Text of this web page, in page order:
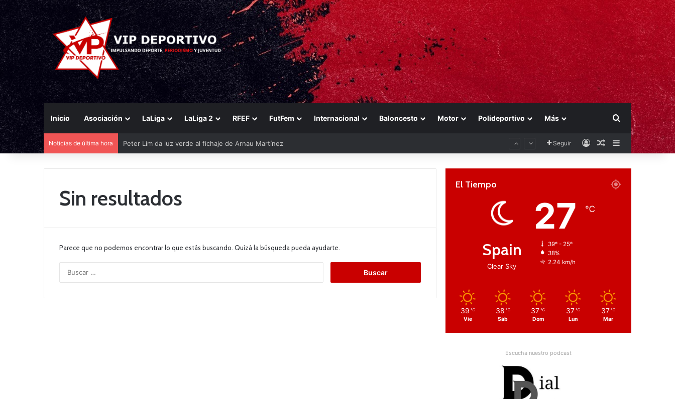
Inicio Asociación LaLiga LaLiga 2 RFEF FutFem Internacional Baloncesto Motor Polideportivo Más Buscar por
Noticias de última hora Seguir AccesoPublicación al
Barra lateral
Sin resultados
Parece que no podemos encontrar lo que estás buscando. Quizá la búsqueda pueda ayudarte.
c
El Tiempo
Spain
Clear Sky
27 ℃
39º - 25º
38%
2.24 km/h
39 ℃
Vie
38 ℃
Sáb
37 ℃
Dom
37 ℃
Lun
37 ℃
Mar
Escucha nuestro podcast